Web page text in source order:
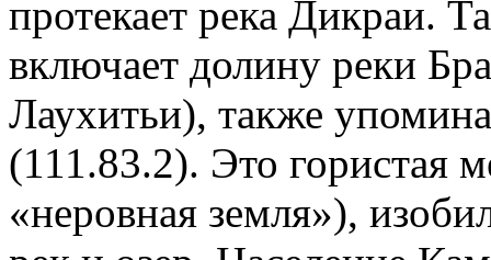
протекает река Дикраи.
включает долину реки
Лаухитьи), также
(111.83.2). Это гористая
«неровная земля»),